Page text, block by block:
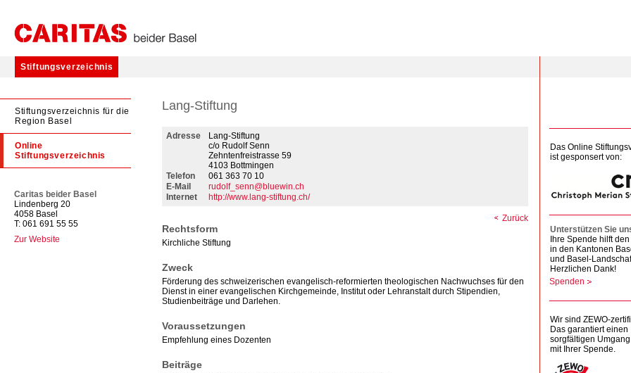
Stiftungsverzeichnis
Stiftungsverzeichnis für die
Region Basel
Online
Stiftungsverzeichnis
Caritas beider Basel
Lindenberg 20
4058 Basel
T: 061 691 55 55
Zur Website
Lang-Stiftung
Adresse
Lang-Stiftung
c/o Rudolf Senn
Zehntenfreistrasse 59
4103 Bottmingen
Telefon
061 363 70 10
E-Mail
rudolf_senn@bluewin.ch
Internet
http://www.lang-stiftung.ch/
Zurück
Rechtsform
Kirchliche Stiftung
Zweck
Förderung des schweizerischen evangelisch-reformierten theologischen Nachwuchses für den
Dienst in einer evangelischen Kirchgemeinde, Institut oder Lehranstalt durch Stipendien,
Studienbeiträge und Darlehen.
Voraussetzungen
Empfehlung eines Dozenten
Beiträge
Das Online
ist gesponsert von:
Unterstützen Sie
Ihre Spende hilft
in den Kantonen
und Basel-
Herzlichen Dank!
Spenden
Wir sind ZEWO-
Das garantiert einen
sorgfältigen Umgang
mit Ihrer Spende.